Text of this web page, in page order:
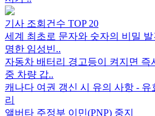
기사 조회건수 TOP 20
세계 최초로 문자와 숫자의 비밀
명한 임성빈..
자동차 배터리 경고등이 켜지면 즉
중 차량 갑..
캐나다 여권 갱신 시 유의 사항 - 유
리
앨버타 주정부 이민(PNP) 중지